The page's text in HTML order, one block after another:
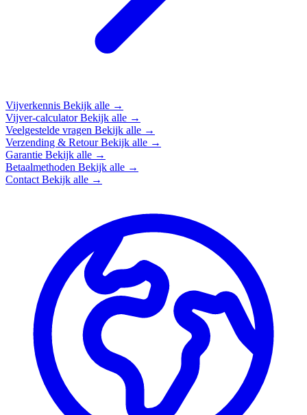
Vijverkennis Bekijk alle →
Vijver-calculatorBekijk alle →
Veelgestelde vragen Bekijk alle →
Verzending & RetourBekijk alle →
Garantie Bekijk alle →
Betaalmethoden Bekijk alle →
Contact Bekijk alle →